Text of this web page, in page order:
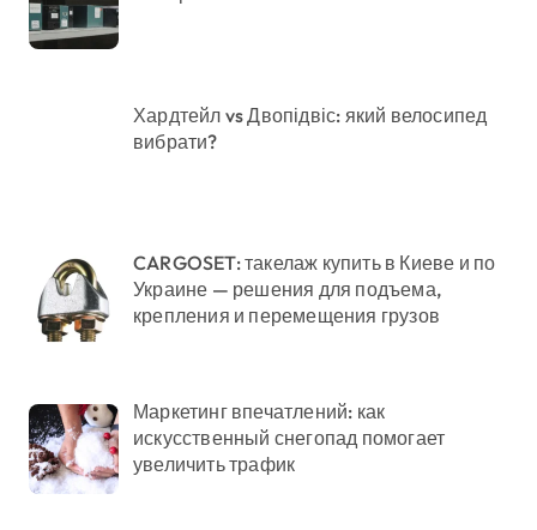
Хардтейл vs Двопідвіс: який велосипед
вибрати?
CARGOSET: такелаж купить в Киеве и по
Украине — решения для подъема,
крепления и перемещения грузов
Маркетинг впечатлений: как
искусственный снегопад помогает
увеличить трафик